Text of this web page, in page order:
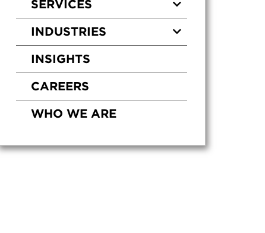
SERVICES
INDUSTRIES
INSIGHTS
CAREERS
WHO WE ARE